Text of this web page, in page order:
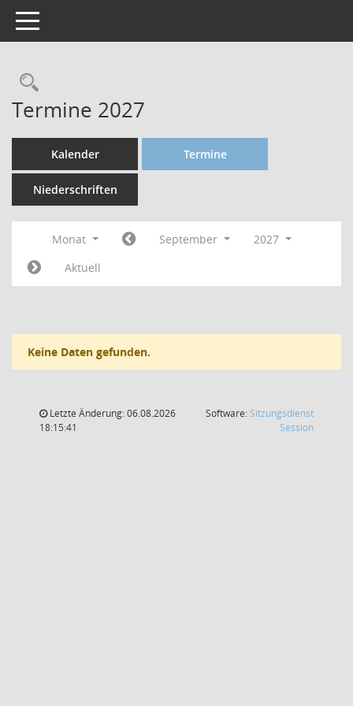
Toggle navigation
Termine 2027
Kalender Termine
Niederschriften
Monat September
2027
Aktuell
Keine Daten gefunden.
Letzte Änderung: 06.08.2026
18:15:41
Software: Sitzungsdienst
Session(Wird in